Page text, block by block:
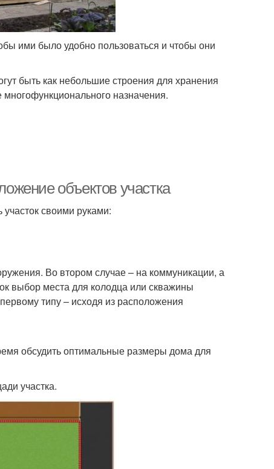
ими было удобно пользоваться и чтобы они
быть как небольшие строения для хранения
назначения.
объектов участка
своими руками:
Во втором случае – на коммуникации, а
выбор места для колодца или скважины
типу – исходя из расположения
обсудить оптимальные размеры дома для
участка.